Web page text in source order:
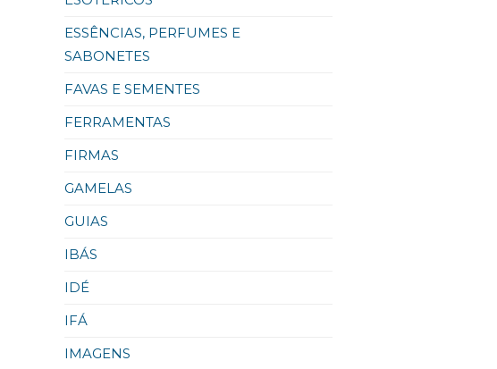
ESSÊNCIAS, PERFUMES E
SABONETES
FAVAS E SEMENTES
FERRAMENTAS
FIRMAS
GAMELAS
GUIAS
IBÁS
IDÉ
IFÁ
IMAGENS